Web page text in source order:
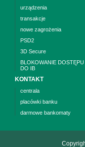
urządzenia
transakcje
nowe zagrożenia
PSD2
3D Secure
BLOKOWANIE DOSTĘPU
DO IB
KONTAKT
centrala
placówki banku
darmowe bankomaty